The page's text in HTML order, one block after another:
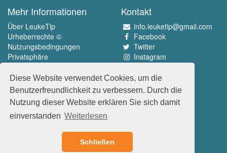
Diese Website verwendet Cookies, um die
Benutzerfreundlichkeit zu verbessern. Durch die
Nutzung dieser Website erklären Sie sich damit
einverstanden Weiterlesen
Schließen
Mehr Informationen
Über LeukeTip
Urheberrechte ©
Nutzungsbedingungen
Privatsphäre
Kontakt
info.leuketip@gmail.com
Facebook
Twitter
Instagram
Erleben Sie das Beste
www.leuketip.nl
www.leuketip.com
www.leuketip.de